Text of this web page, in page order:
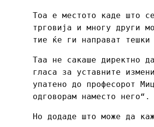
Тоа е местото каде што
трговија и многу други
тие ќе ги направат
Таа не сакаше директно
гласа за уставните
упатено до професорот
одговорам наместо него“.
Но додаде што може да